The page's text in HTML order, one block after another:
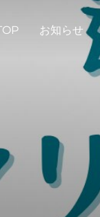
お知らせ